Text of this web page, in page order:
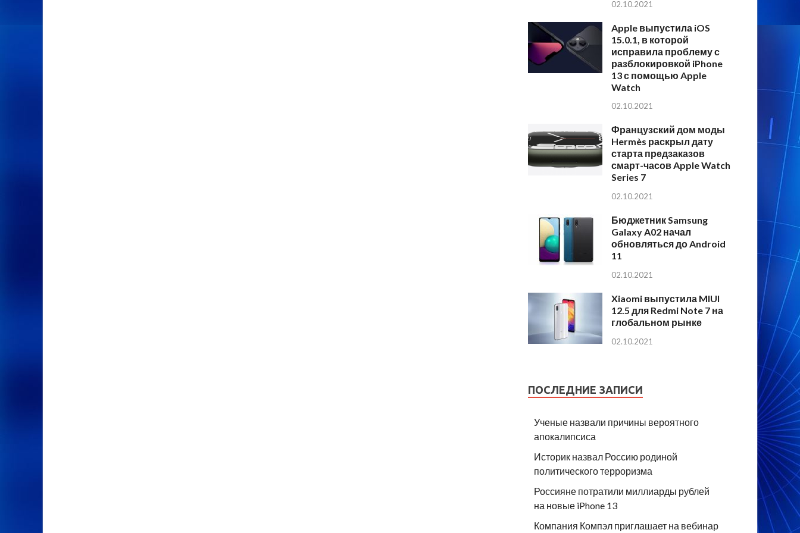
02.10.2021
Apple выпустила iOS
15.0.1, в которой
исправила проблему с
разблокировкой iPhone
13 с помощью Apple
Watch
02.10.2021
Французский дом моды
Hermès раскрыл дату
старта предзаказов
смарт-часов Apple Watch
Series 7
02.10.2021
Бюджетник Samsung
Galaxy A02 начал
обновляться до Android
11
02.10.2021
Xiaomi выпустила MIUI
12.5 для Redmi Note 7 на
глобальном рынке
02.10.2021
ПОСЛЕДНИЕ ЗАПИСИ
Ученые назвали причины вероятного
апокалипсиса
Историк назвал Россию родиной
политического терроризма
Россияне потратили миллиарды рублей
на новые iPhone 13
Компания Компэл приглашает на вебинар